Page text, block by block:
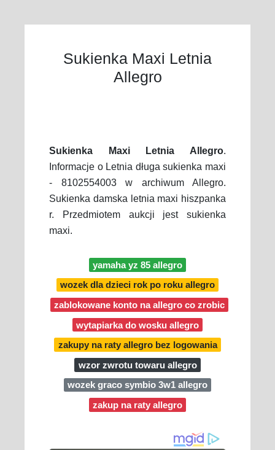
Sukienka Maxi Letnia
Allegro
Sukienka Maxi Letnia Allegro.
Informacje o Letnia długa sukienka maxi
- 8102554003 w archiwum Allegro.
Sukienka damska letnia maxi hiszpanka
r. Przedmiotem aukcji jest sukienka
maxi.
yamaha yz 85 allegro
wozek dla dzieci rok po roku allegro
zablokowane konto na allegro co zrobic
wytapiarka do wosku allegro
zakupy na raty allegro bez logowania
wzor zwrotu towaru allegro
wozek graco symbio 3w1 allegro
zakup na raty allegro